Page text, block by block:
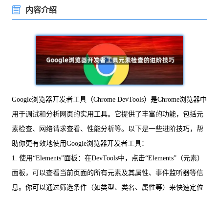
内容介绍
Google浏览器开发者工具（Chrome DevTools）是Chrome浏览器中
用于调试和分析网页的实用工具。它提供了丰富的功能，包括元
素检查、网络请求查看、性能分析等。以下是一些进阶技巧，帮
助你更有效地使用Google浏览器开发者工具：
1. 使用“Elements”面板：在DevTools中，点击“Elements”（元素）
面板，可以查看当前页面的所有元素及其属性、事件监听器等信
息。你可以通过筛选条件（如类型、类名、属性等）来快速定位